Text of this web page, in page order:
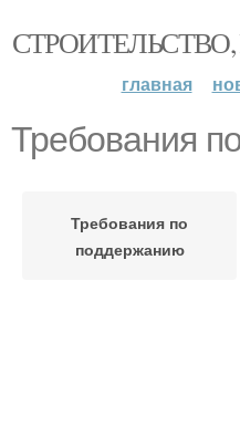
главная
Требования
Требования по
поддержанию